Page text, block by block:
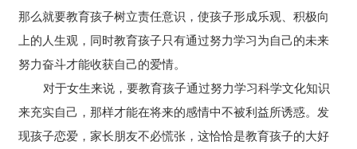
那么就要教育孩子树立责任意识，使孩子形成乐观、积极向
上的人生观，同时教育孩子只有通过努力学习为自己的未来
努力奋斗才能收获自己的爱情。
对于女生来说，要教育孩子通过努力学习科学文化知识
来充实自己，那样才能在将来的感情中不被利益所诱惑。发
现孩子恋爱，家长朋友不必慌张，这恰恰是教育孩子的大好